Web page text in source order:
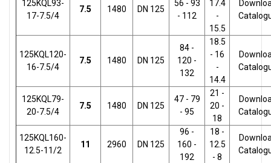
125KQL93-
17-7.5/4
7.5 1480 DN 125
56 - 93
- 112
17.4
-
15.5
125KQL120-
16-7.5/4
7.5 1480 DN 125
84 -
120 -
132
18.5
- 16
-
14.4
125KQL79-
20-7.5/4
7.5 1480 DN 125
47 - 79
- 95
21 -
20 -
18
125KQL160-
12.5-11/2
11 2960 DN 125
96 -
160 -
192
18 -
12.5
- 8